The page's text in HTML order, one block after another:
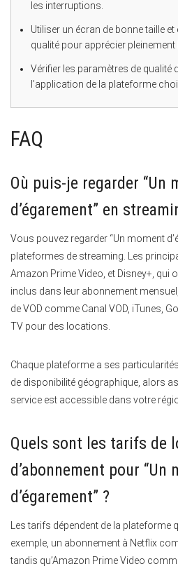
les interruptions.
Utiliser un écran de bonne taille
qualité pour apprécier pleinement
Vérifier les paramètres de qualité
l’application de la plateforme
FAQ
Où puis-je regarder “Un
d’égarement” en
Vous pouvez regarder “Un moment
plateformes de streaming. Les
Amazon Prime Video, et Disney+, qui
inclus dans leur abonnement
de VOD comme Canal VOD, iTunes,
TV pour des locations.
Chaque plateforme a ses
de disponibilité géographique, alors
service est accessible dans votre
Quels sont les tarifs de
d’abonnement pour “Un
d’égarement” ?
Les tarifs dépendent de la
exemple, un abonnement à Netflix
tandis qu’Amazon Prime Video